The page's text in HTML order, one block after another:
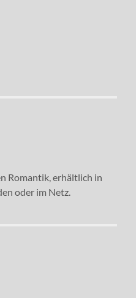
Romantik, erhältlich in
oder im Netz.